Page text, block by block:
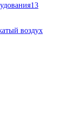
13
воздух